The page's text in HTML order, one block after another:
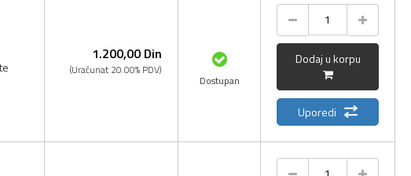
1.200,00 Din
(Uračunat 20.00% PDV)
Dostupan
Dodaj u korpu
Uporedi